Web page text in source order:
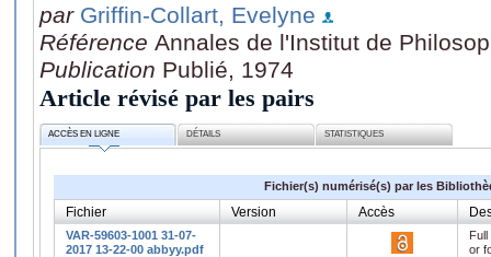
par Griffin-Collart, Evelyne
Référence Annales de l'Institut de
Publication Publié, 1974
Article révisé par les pairs
ACCÈS EN LIGNE DÉTAILS STATISTIQUES
Fichier(s) numérisé(s) par les
Fichier Version Accès
VAR-59603-1001 31-07-
2017 13-22-00 abbyy.pdf
or